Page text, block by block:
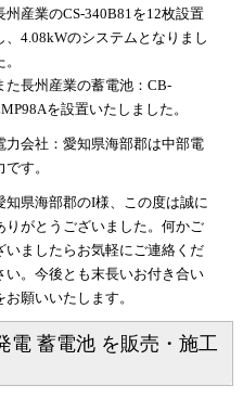
州産業のCS-340B81を12枚設置
、4.08kWのシステムとなりまし
。
た長州産業の蓄電池：CB-
を設置いたしました。
力会社：愛知県海部郡は中部電
です。
知県海部郡のI様、この度は誠に
りがとうございました。何かご
いましたらお気軽にご連絡くだ
い。今後とも末長いお付き合い
お願いいたします。
電 蓄電池 を販売・施工